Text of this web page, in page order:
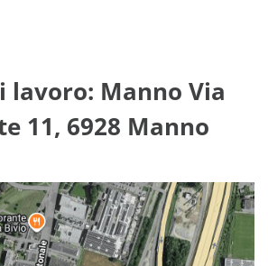
lavoro: Manno Via
11, 6928 Manno